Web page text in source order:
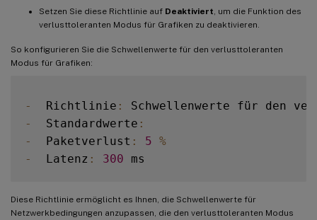
Setzen Sie diese Richtlinie auf Deaktiviert , um die Funktion des
verlusttoleranten Modus für Grafiken zu deaktivieren.
So konfigurieren Sie die Schwellenwerte für den verlusttoleranten
Modus für Grafiken:
-
  Richtlinie
:
-
  Standardwerte
:
-
  Paketverlust
: 5 %
-
  Latenz
: 300
Diese Richtlinie ermöglicht es Ihnen, die Schwellenwerte für
Netzwerkbedingungen anzupassen, die den verlusttoleranten Modus